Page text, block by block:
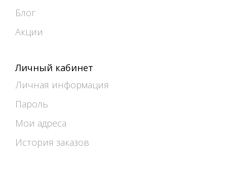
Блог
Акции
Личный кабинет
Личная информация
Пароль
Мои адреса
История заказов